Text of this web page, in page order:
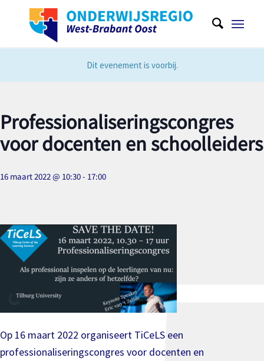
Dit evenement is voorbij.
Professionaliseringscongres
voor docenten en schoolleiders
16 maart 2022 @ 10:30- 17:00
Op 16 maart 2022 organiseert TiCeLS een
professionaliseringscongres voor docenten en